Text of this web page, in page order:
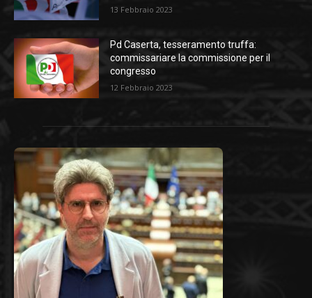
13 Febbraio 2023
Pd Caserta, tesseramento truffa:
commissariare la commissione per il
congresso
12 Febbraio 2023